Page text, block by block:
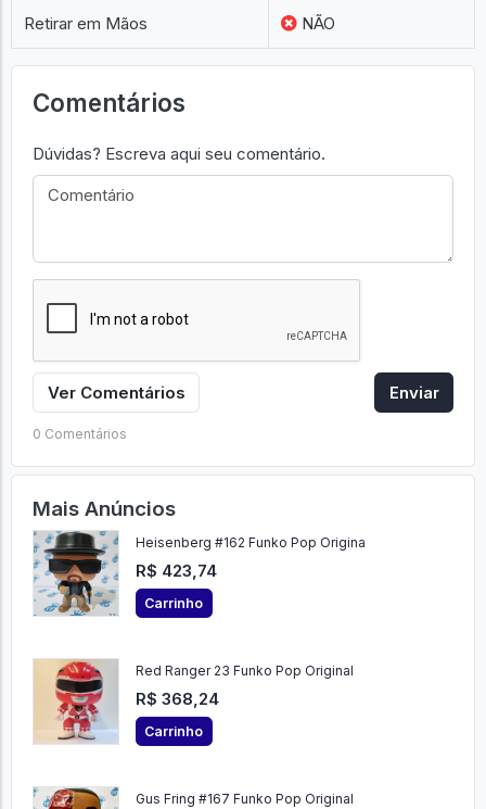
Retirar em Mãos NÃO
Comentários
Dúvidas? Escreva aqui seu comentário.
Ver Comentários Enviar
0 Comentários
Mais Anúncios
Heisenberg #162 Funko Pop Origina
R$ 423,74
Carrinho
Red Ranger 23 Funko Pop Original
R$ 368,24
Carrinho
Gus Fring #167 Funko Pop Original